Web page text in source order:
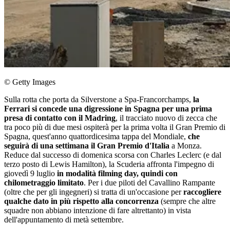
© Getty Images
Sulla rotta che porta da Silverstone a Spa-Francorchamps, la
Ferrari si concede una digressione in Spagna per una prima
presa di contatto con il Madring, il tracciato nuovo di zecca che
tra poco più di due mesi ospiterà per la prima volta il Gran Premio di
Spagna, quest'anno quattordicesima tappa del Mondiale, che
seguirà di una settimana il Gran Premio d'Italia a Monza.
Reduce dal successo di domenica scorsa con Charles Leclerc (e dal
terzo posto di Lewis Hamilton), la Scuderia affronta l'impegno di
giovedì 9 luglio in modalità filming day, quindi con
chilometraggio limitato. Per i due piloti del Cavallino Rampante
(oltre che per gli ingegneri) si tratta di un'occasione perraccogliere
qualche dato in più rispetto alla concorrenza (sempre che altre
squadre non abbiano intenzione di fare altrettanto) in vista
dell'appuntamento di metà settembre.